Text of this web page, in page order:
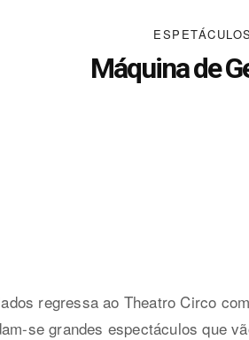
ESPETÁCULOS
Máquina de
regressa ao Theatro Circo
se grandes espectáculos que